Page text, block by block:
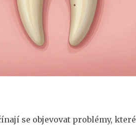
se objevovat problémy, které